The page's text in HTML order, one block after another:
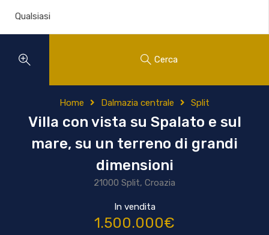
Cerca
Home Dalmazia centrale Split
Villa con vista su Spalato e sul
mare, su un terreno di grandi
dimensioni
21000 Split, Croazia
In vendita
1.500.000€